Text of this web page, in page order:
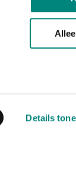
Details